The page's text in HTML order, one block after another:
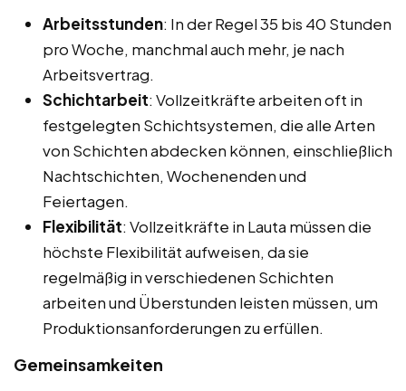
Arbeitsstunden: In der Regel 35 bis 40 Stunden
pro Woche, manchmal auch mehr, je nach
Arbeitsvertrag.
Schichtarbeit: Vollzeitkräfte arbeiten oft in
festgelegten Schichtsystemen, die alle Arten
von Schichten abdecken können, einschließlich
Nachtschichten, Wochenenden und
Feiertagen.
Flexibilität: Vollzeitkräfte in Lauta müssen die
höchste Flexibilität aufweisen, da sie
regelmäßig in verschiedenen Schichten
arbeiten und Überstunden leisten müssen, um
Produktionsanforderungen zu erfüllen.
Gemeinsamkeiten